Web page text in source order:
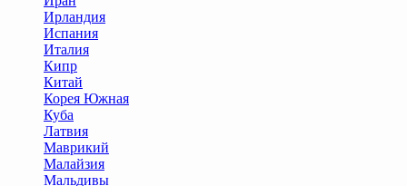
Ирландия
Испания
Италия
Кипр
Китай
Корея Южная
Куба
Латвия
Маврикий
Малайзия
Мальдивы